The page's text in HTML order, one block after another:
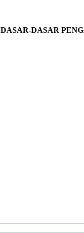
DASAR-DASAR